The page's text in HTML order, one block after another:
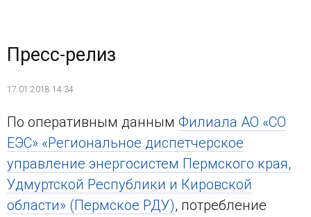
Пресс-релиз
17.01.2018 14:34
По оперативным данным Филиала АО «СО
ЕЭС» «Региональное диспетчерское
управление энергосистем Пермского края,
Удмуртской Республики и Кировской
области» (Пермское РДУ), потребление